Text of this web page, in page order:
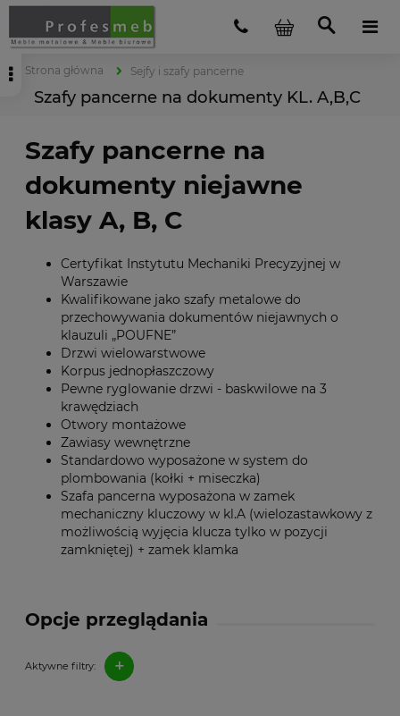
Strona główna Sejfy i szafy pancerne
Szafy pancerne na dokumenty KL. A,B,C
Opcje przeglądania
Aktywne filtry: +
Szafy pancerne na
dokumenty niejawne
klasy A, B, C
Certyfikat Instytutu Mechaniki Precyzyjnej w
Warszawie
Kwalifikowane jako szafy metalowe do
przechowywania dokumentów niejawnych o
klauzuli „POUFNE”
Drzwi wielowarstwowe
Korpus jednopłaszczowy
Pewne ryglowanie drzwi - baskwilowe na 3
krawędziach
Otwory montażowe
Zawiasy wewnętrzne
Standardowo wyposażone w system do
plombowania (kołki + miseczka)
Szafa pancerna wyposażona w zamek
mechaniczny kluczowy w kl.A (wielozastawkowy z
możliwością wyjęcia klucza tylko w pozycji
zamkniętej) + zamek klamka